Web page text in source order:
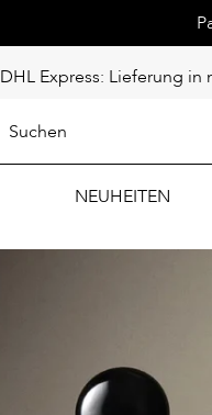
DHL Express: Lieferung in
NEUHEITEN